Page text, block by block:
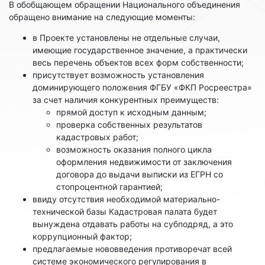
В обобщающем обращении Национального объединения
обращено внимание на следующие моменты:
в Проекте установлены не отдельные случаи,
имеющие государственное значение, а практически
весь перечень объектов всех форм собственности;
присутствует возможность установления
доминирующего положения ФГБУ «ФКП Росреестра»
за счет наличия конкурентных преимуществ:
прямой доступ к исходным данным;
проверка собственных результатов
кадастровых работ;
возможность оказания полного цикла
оформления недвижимости от заключения
договора до выдачи выписки из ЕГРН со
стопроцентной гарантией;
ввиду отсутствия необходимой материально-
технической базы Кадастровая палата будет
вынуждена отдавать работы на субподряд, а это
коррупционный фактор;
предлагаемые нововведения противоречат всей
системе экономического регулирования в